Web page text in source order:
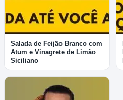
Salada de Feijão Branco com
Atum e Vinagrete de Limão
Siciliano